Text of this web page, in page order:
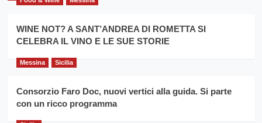
per
la
filiera
grano
Montesalice
per
il
anno
Franco
Caruso
WINE NOT? A SANT’ANDREA DI ROMETTA SI
CELEBRA IL VINO E LE SUE STORIE
Messina Sicilia
Consorzio Faro Doc, nuovi vertici alla guida. Si parte
con un ricco programma